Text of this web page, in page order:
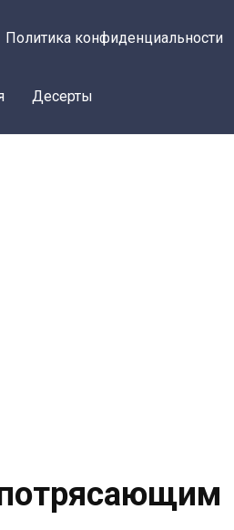
Политика конфиденциальности
Десерты